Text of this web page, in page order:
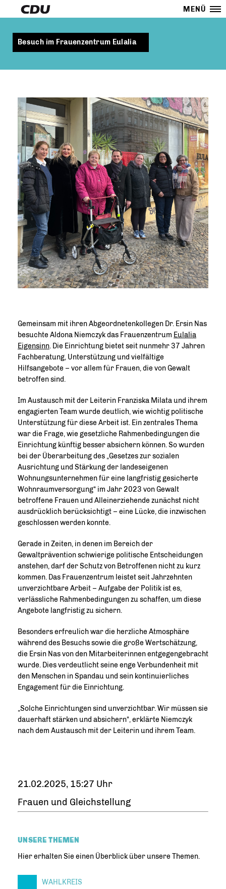
MENÜ
Besuch im Frauenzentrum Eulalia
Gemeinsam mit ihren Abgeordnetenkollegen Dr. Ersin Nas
besuchte Aldona Niemczyk das Frauenzentrum Eulalia
Eigensinn. Die Einrichtung bietet seit nunmehr 37 Jahren
Fachberatung, Unterstützung und vielfältige
Hilfsangebote – vor allem für Frauen, die von Gewalt
betroffen sind.
Im Austausch mit der Leiterin Franziska Milata und ihrem
engagierten Team wurde deutlich, wie wichtig politische
Unterstützung für diese Arbeit ist. Ein zentrales Thema
war die Frage, wie gesetzliche Rahmenbedingungen die
Einrichtung künftig besser absichern können. So wurden
bei der Überarbeitung des „Gesetzes zur sozialen
Ausrichtung und Stärkung der landeseigenen
Wohnungsunternehmen für eine langfristig gesicherte
Wohnraumversorgung“ im Jahr 2023 von Gewalt
betroffene Frauen und Alleinerziehende zunächst nicht
ausdrücklich berücksichtigt – eine Lücke, die inzwischen
geschlossen werden konnte.
Gerade in Zeiten, in denen im Bereich der
Gewaltprävention schwierige politische Entscheidungen
anstehen, darf der Schutz von Betroffenen nicht zu kurz
kommen. Das Frauenzentrum leistet seit Jahrzehnten
unverzichtbare Arbeit – Aufgabe der Politik ist es,
verlässliche Rahmenbedingungen zu schaffen, um diese
Angebote langfristig zu sichern.
Besonders erfreulich war die herzliche Atmosphäre
während des Besuchs sowie die große Wertschätzung,
die Ersin Nas von den Mitarbeiterinnen entgegengebracht
wurde. Dies verdeutlicht seine enge Verbundenheit mit
den Menschen in Spandau und sein kontinuierliches
Engagement für die Einrichtung.
Solche Einrichtungen sind unverzichtbar. Wir müssen sie
dauerhaft stärken und absichern“, erklärte Niemczyk
nach dem Austausch mit der Leiterin und ihrem Team.
21.02.2025, 15:27 Uhr
Frauen und Gleichstellung
UNSERE THEMEN
Hier erhalten Sie einen Überblick über unsere Themen.
WAHLKREIS